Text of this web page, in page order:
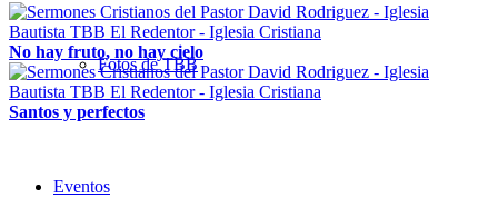
Fotos de TBB
Eventos
No hay fruto, no hay cielo
Santos y perfectos